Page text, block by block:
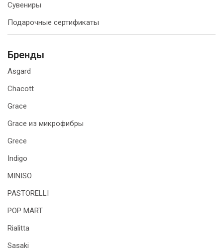
Сувениры
Подарочные сертификаты
Бренды
Asgard
Chacott
Grace
Grace из микрофибры
Grece
Indigo
MINISO
PASTORELLI
POP MART
Rialitta
Sasaki